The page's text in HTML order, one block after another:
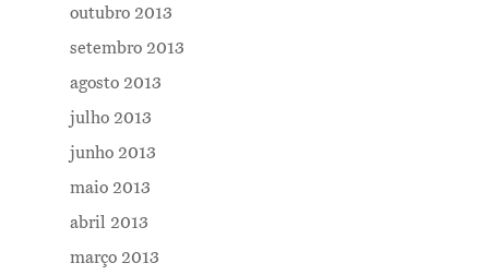
outubro 2013
setembro 2013
agosto 2013
julho 2013
junho 2013
maio 2013
abril 2013
março 2013